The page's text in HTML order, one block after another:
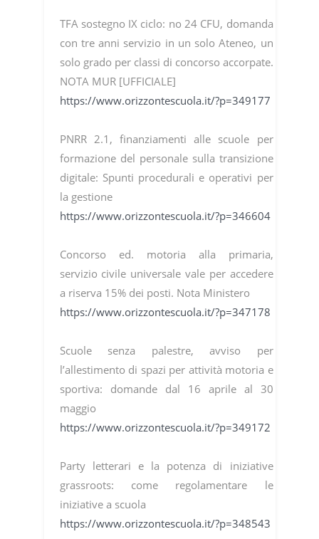
TFA sostegno IX ciclo: no 24 CFU, domanda
con tre anni servizio in un solo Ateneo, un
solo grado per classi di concorso accorpate.
NOTA MUR [UFFICIALE]
https://www.orizzontescuola.it/?p=349177
PNRR 2.1, finanziamenti alle scuole per
formazione del personale sulla transizione
digitale: Spunti procedurali e operativi per
la gestione
https://www.orizzontescuola.it/?p=346604
Concorso ed. motoria alla primaria,
servizio civile universale vale per accedere
a riserva 15% dei posti. Nota Ministero
https://www.orizzontescuola.it/?p=347178
Scuole senza palestre, avviso per
l’allestimento di spazi per attività motoria e
sportiva: domande dal 16 aprile al 30
maggio
https://www.orizzontescuola.it/?p=349172
Party letterari e la potenza di iniziative
grassroots: come regolamentare le
iniziative a scuola
https://www.orizzontescuola.it/?p=348543